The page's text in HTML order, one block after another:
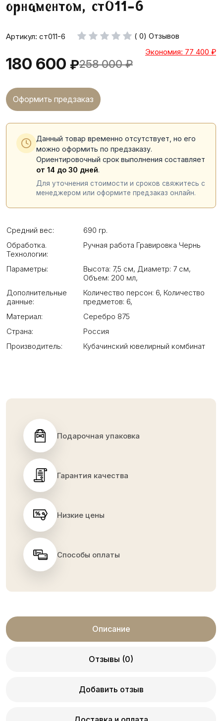
орнаментом, ст011-6
Артикул: ст011-6 ( 0) Отзывов
180 600 ₽258 000 ₽
Экономия: 77 400 ₽
Оформить предзаказ
Данный товар временно отсутствует, но его
можно оформить по предзаказу.
Ориентировочный срок выполнения составляет
от 14 до 30 дней.
Для уточнения стоимости и сроков свяжитесь с
менеджером или оформите предзаказ онлайн.
Средний вес:
690 гр.
Обработка.
Технологии:
Ручная работа Гравировка Чернь
Параметры: Высота: 7,5 см, Диаметр: 7 см,
Объем: 200 мл,
Дополнительные
данные:
Количество персон: 6, Количество
предметов: 6,
Материал:
Серебро 875
Страна:
Россия
Производитель:
Кубачинский ювелирный комбинат
Подарочная упаковка
Гарантия качества
Низкие цены
Способы оплаты
Описание
Отзывы (0)
Добавить отзыв